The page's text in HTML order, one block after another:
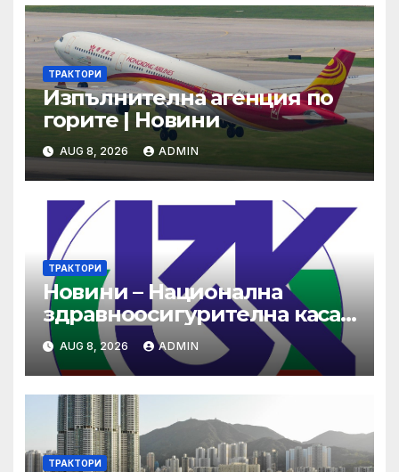
ТРАКТОРИ
Изпълнителна агенция по
горите | Новини
AUG 8, 2026 ADMIN
ТРАКТОРИ
Новини – Национална
здравноосигурителна каса
(НЗОК)
AUG 8, 2026 ADMIN
ТРАКТОРИ